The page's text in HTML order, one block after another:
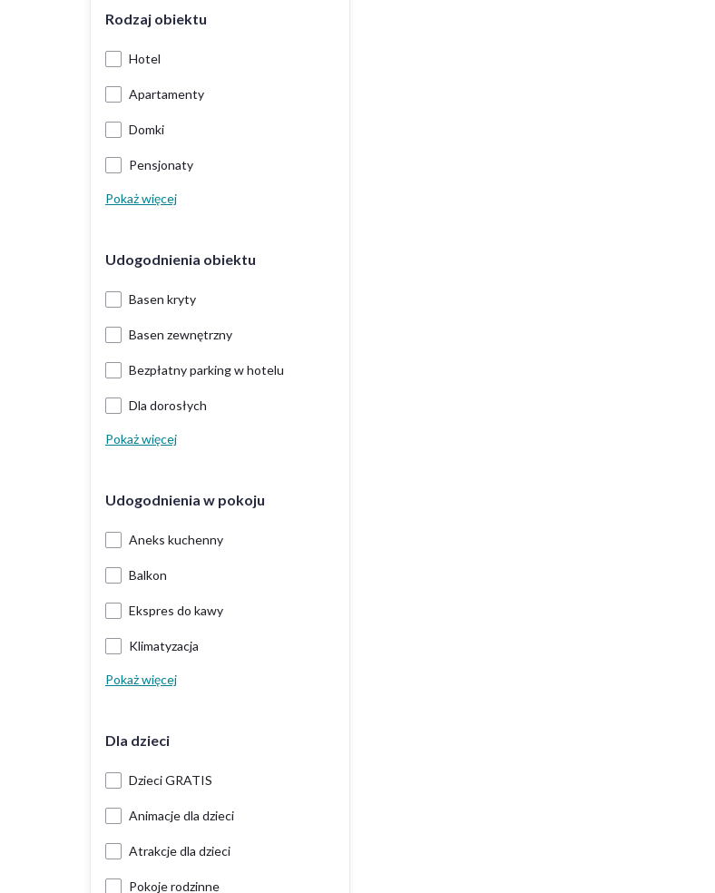
Rodzaj obiektu
Hotel
Apartamenty
Domki
Pensjonaty
Pokaż więcej
Udogodnienia obiektu
Basen kryty
Basen zewnętrzny
Bezpłatny parking w hotelu
Dla dorosłych
Pokaż więcej
Udogodnienia w pokoju
Aneks kuchenny
Balkon
Ekspres do kawy
Klimatyzacja
Pokaż więcej
Dla dzieci
Dzieci GRATIS
Animacje dla dzieci
Atrakcje dla dzieci
Pokoje rodzinne